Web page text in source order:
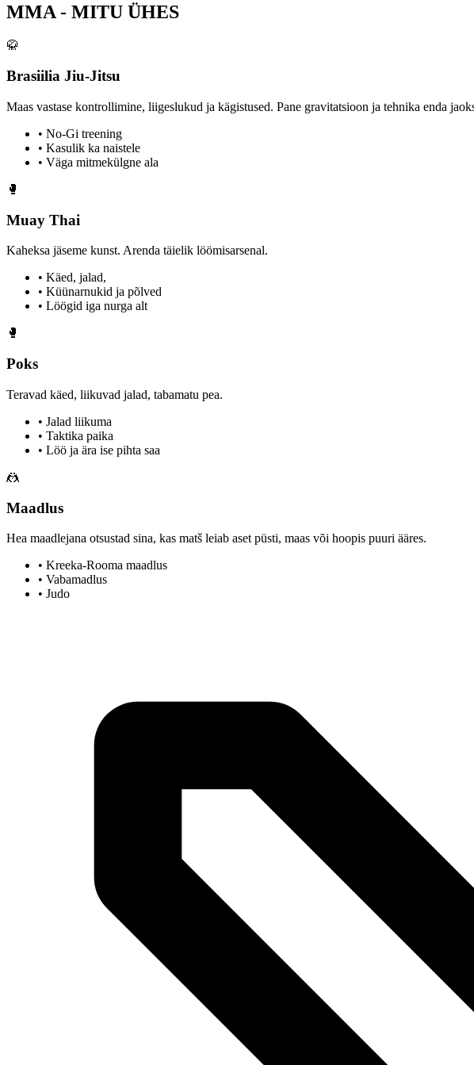
MMA - MITU ÜHES
🥋
Brasiilia Jiu-Jitsu
Maas vastase kontrollimine, liigeslukud ja kägistused. Pane gravitatsioon ja tehnika enda
• No-Gi treening
• Kasulik ka naistele
• Väga mitmekülgne ala
🥊
Muay Thai
Kaheksa jäseme kunst. Arenda täielik löömisarsenal.
• Käed, jalad,
• Küünarnukid ja põlved
• Löögid iga nurga alt
🥊
Poks
Teravad käed, liikuvad jalad, tabamatu pea.
• Jalad liikuma
• Taktika paika
• Löö ja ära ise pihta saa
🤼
Maadlus
Hea maadlejana otsustad sina, kas matš leiab aset püsti, maas või hoopis puuri ääres.
• Kreeka-Rooma maadlus
• Vabamadlus
• Judo